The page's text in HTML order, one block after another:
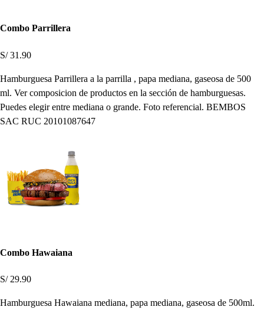
Combo Parrillera
S/ 31.90
Hamburguesa Parrillera a la parrilla , papa mediana, gaseosa de 500
ml. Ver composicion de productos en la sección de hamburguesas.
Puedes elegir entre mediana o grande. Foto referencial. BEMBOS
SAC RUC 20101087647
Combo Hawaiana
S/ 29.90
Hamburguesa Hawaiana mediana, papa mediana, gaseosa de 500ml.